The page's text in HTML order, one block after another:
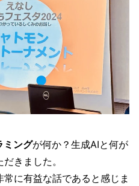
ミングが何か？生成AIと何が
きました。
に有益な話であると感じま